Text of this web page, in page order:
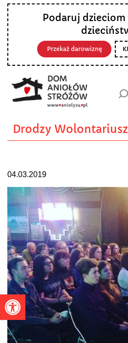
Otwórz pasek
Podaruj dzieciom
Przekaż darowiznę
Drodzy
04.03.2019